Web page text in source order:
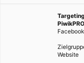
Website